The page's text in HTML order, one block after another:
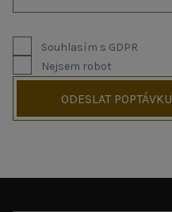
Souhlasím s GDPR
Nejsem robot
ODESLAT POPTÁVKU